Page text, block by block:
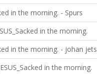
in the morning. - Spurs
in the morning.
in the morning. - johan jets
in the morning.